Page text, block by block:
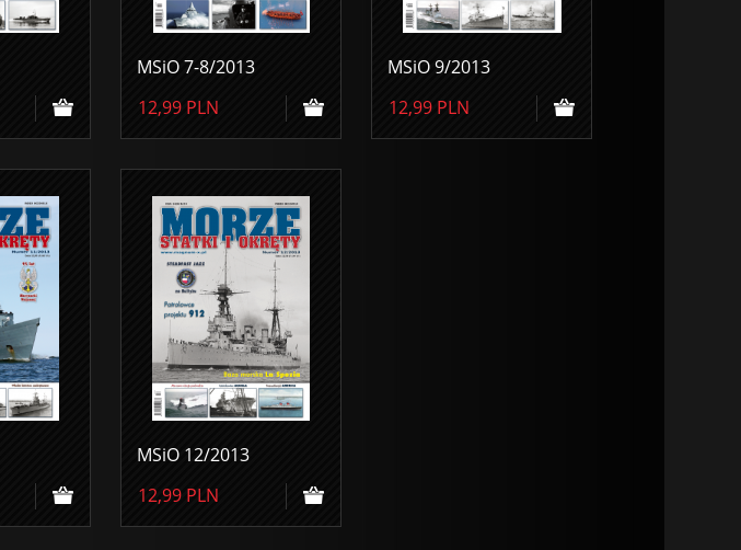
MSiO 7-8/2013
12,99 PLN
MSiO 9/2013
12,99 PLN
MSiO 12/2013
12,99 PLN